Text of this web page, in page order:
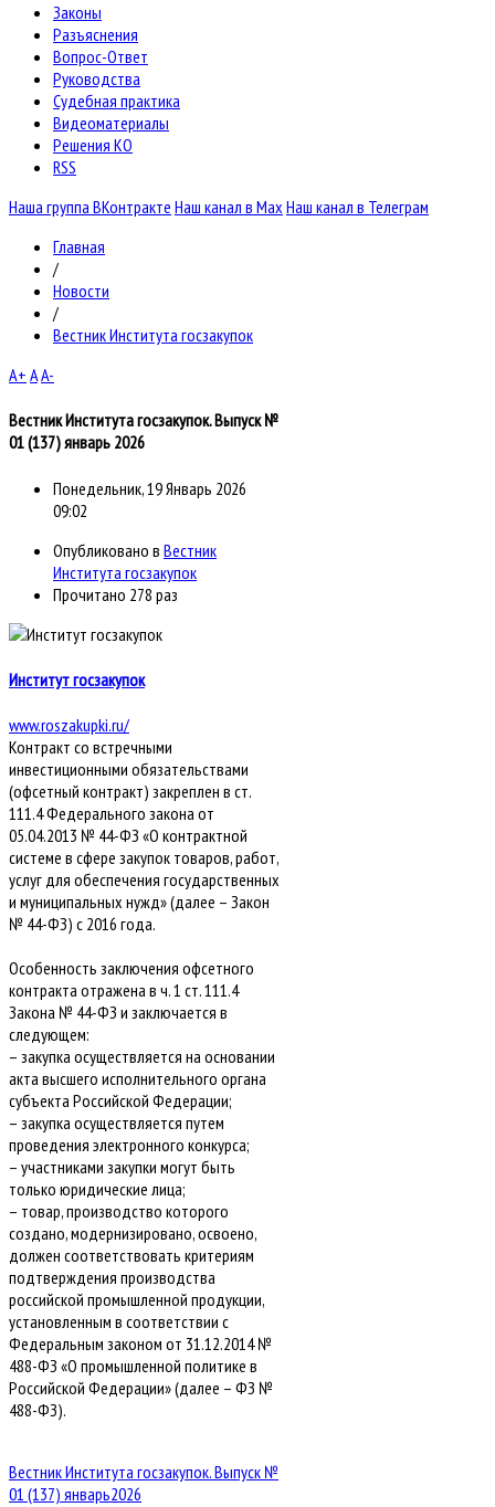
Законы
Разъяснения
Вопрос-Ответ
Руководства
Судебная практика
Видеоматериалы
Решения КО
RSS
Наша группа ВКонтракте Наш канал в Max Наш канал в Телеграм
Главная
/
Новости
/
Вестник Института госзакупок
A+ AA-
Вестник Института госзакупок. Выпуск №
01 (137) январь 2026
Понедельник, 19 Январь 2026
09:02
Опубликовано в Вестник
Института госзакупок
Прочитано 278 раз
Институт госзакупок
www.roszakupki.ru/
Контракт со встречными
инвестиционными обязательствами
(офсетный контракт) закреплен в ст.
111.4 Федерального закона от
05.04.2013 № 44-ФЗ «О контрактной
системе в сфере закупок товаров, работ,
услуг для обеспечения государственных
и муниципальных нужд» (далее – Закон
№ 44-ФЗ) с 2016 года.
Особенность заключения офсетного
контракта отражена в ч. 1 ст. 111.4
Закона № 44-ФЗ и заключается в
следующем:
– закупка осуществляется на основании
акта высшего исполнительного органа
субъекта Российской Федерации;
– закупка осуществляется путем
проведения электронного конкурса;
– участниками закупки могут быть
только юридические лица;
– товар, производство которого
создано, модернизировано, освоено,
должен соответствовать критериям
подтверждения производства
российской промышленной продукции,
установленным в соответствии с
Федеральным законом от 31.12.2014 №
488-ФЗ «О промышленной политике в
Российской Федерации» (далее – ФЗ №
488-ФЗ).
Вестник Института госзакупок. Выпуск №
01 (137) январь2026